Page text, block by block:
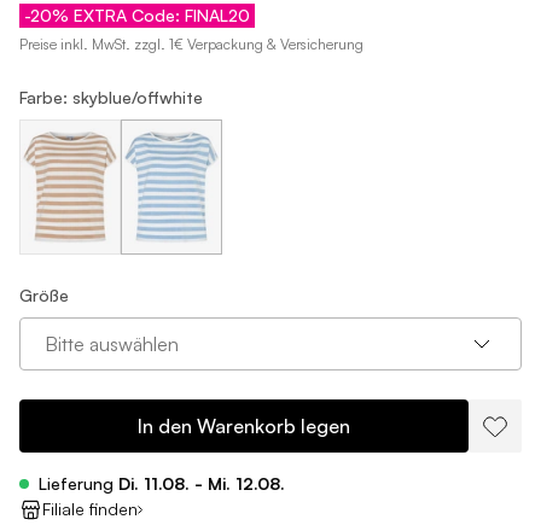
-20% EXTRA Code: FINAL20
Preise inkl. MwSt. zzgl. 1€ Verpackung & Versicherung
Farbe: skyblue/offwhite
Größe
Bitte auswählen
In den Warenkorb legen
Lieferung Di. 11.08. - Mi. 12.08.
Filiale finden